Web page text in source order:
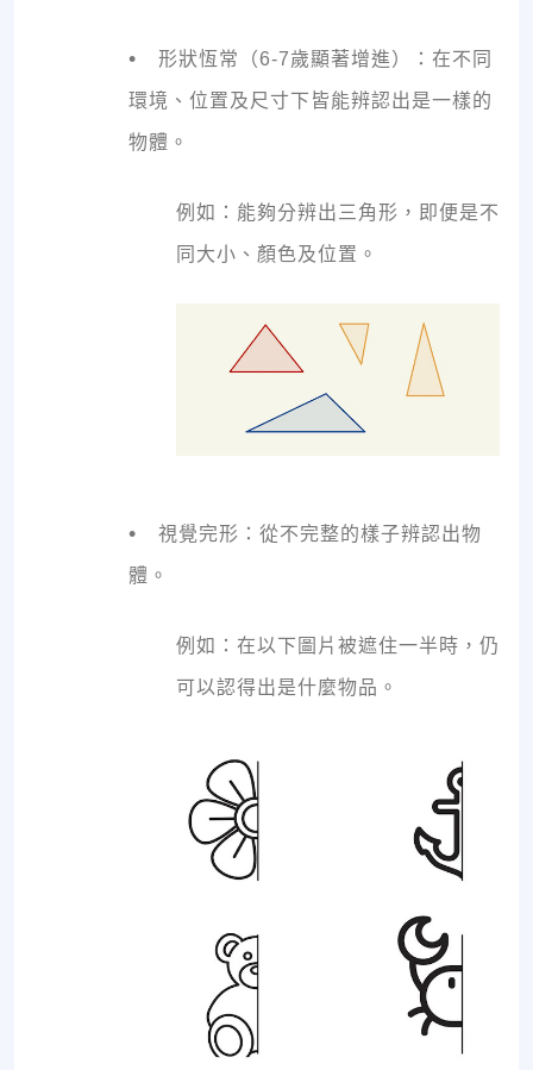
• 形狀恆常（6-7歲顯著增進）：在不同
環境、位置及尺寸下皆能辨認出是一樣的
物體。
例如：能夠分辨出三角形，即便是不
同大小、顏色及位置。
• 視覺完形：從不完整的樣子辨認出物
體。
例如：在以下圖片被遮住一半時，仍
可以認得出是什麼物品。